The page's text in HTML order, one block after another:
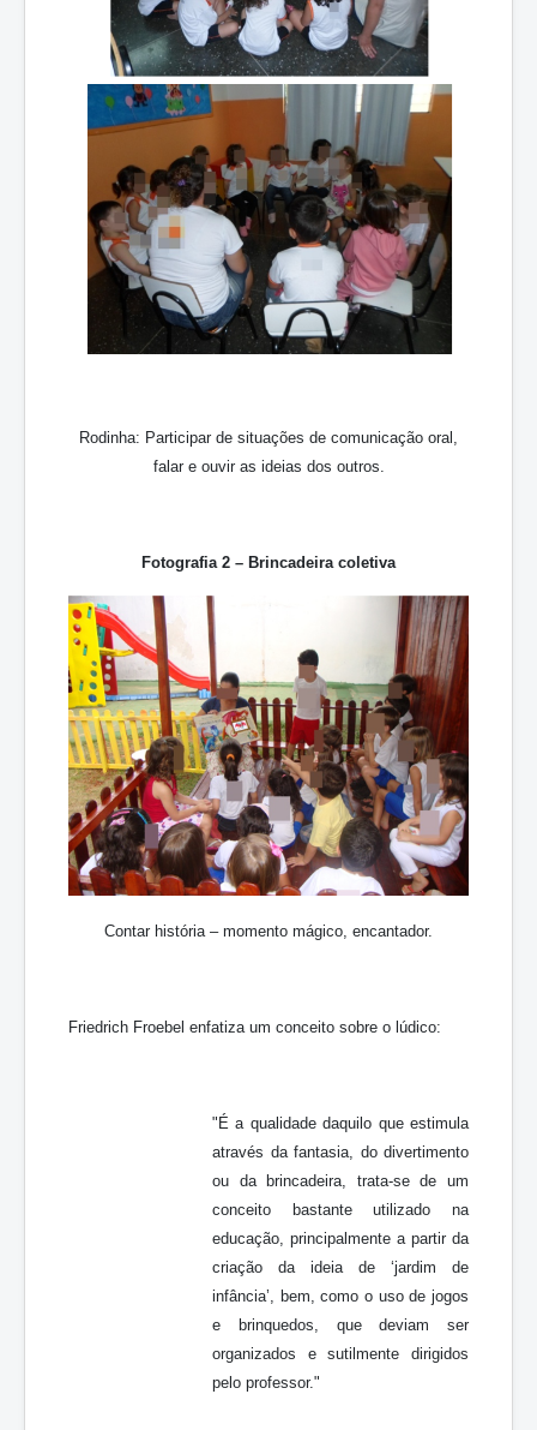
Rodinha: Participar de situações de comunicação oral,
falar e ouvir as ideias dos outros.
Fotografia 2 – Brincadeira coletiva
Contar história – momento mágico, encantador.
Friedrich Froebel enfatiza um conceito sobre o lúdico:
"É a qualidade daquilo que estimula
através da fantasia, do divertimento
ou da brincadeira, trata-se de um
conceito bastante utilizado na
educação, principalmente a partir da
criação da ideia de ‘jardim de
infância’, bem, como o uso de jogos
e brinquedos, que deviam ser
organizados e sutilmente dirigidos
pelo professor."